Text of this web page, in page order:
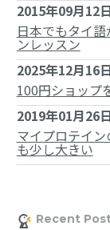
2015年09月12日
日本でもタイ
ンレッスン
2025年12月16日
100円ショップ
2019年01月26日
マイプロテイ
も少し大きい